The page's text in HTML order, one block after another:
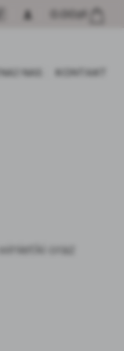
0.00zł
NAS KONTAKT
oraz